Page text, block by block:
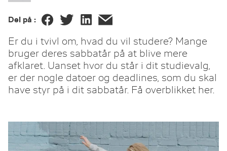
Del på :
Er du i tvivl om, hvad du vil studere? Mange
bruger deres sabbatår på at blive mere
afklaret. Uanset hvor du står i dit studievalg,
er der nogle datoer og deadlines, som du skal
have styr på i dit sabbatår. Få overblikket her.